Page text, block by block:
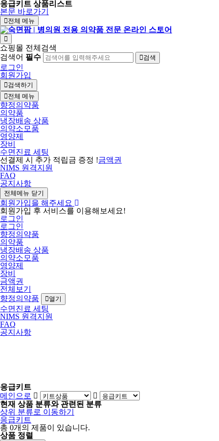
응급키트 상품리스트
본문 바로가기
전체 메뉴
쇼핑몰 전체검색
검색어 필수 검색
로그인
회원가입
검색하기
전체 메뉴
향정의약품
의약품
냉장배송 상품
의약소모품
영양제
장비
수면진료 세팅
선결제 시 추가 적립금 증정 !금액권
NIMS 원격지원
FAQ
공지사항
전체메뉴 닫기
회원가입을 해주세요
회원가입 후 서비스를 이용해보세요!
로그인
로그인
향정의약품
의약품
냉장배송 상품
의약소모품
영양제
장비
금액권
전체보기
향정의약품
열기
수면진료 세팅
NIMS 원격지원
FAQ
공지사항
응급키트
메인으로
현재 상품 분류와 관련된 분류
상위 분류로 이동하기
응급키트
총 0개의 제품이 있습니다.
상품 정렬